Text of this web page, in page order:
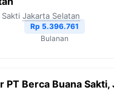
Jakarta Selatan
Rp 5.396.761
Bulanan
PT Berca Buana Sakti,